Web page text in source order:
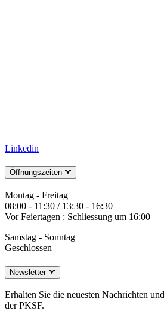
Linkedin
Öffnungszeiten
Montag - Freitag
08:00 - 11:30 / 13:30 - 16:30
Vor Feiertagen : Schliessung um 16:00
Samstag - Sonntag
Geschlossen
Newsletter
Erhalten Sie die neuesten Nachrichten
der PKSF.